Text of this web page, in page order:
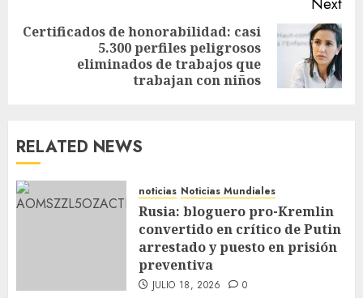
Certificados de honorabilidad: casi
5.300 perfiles peligrosos
eliminados de trabajos que
trabajan con niños
RELATED NEWS
noticias Noticias Mundiales
Rusia: bloguero pro-Kremlin
convertido en crítico de Putin
arrestado y puesto en prisión
preventiva
JULIO 18, 2026 0